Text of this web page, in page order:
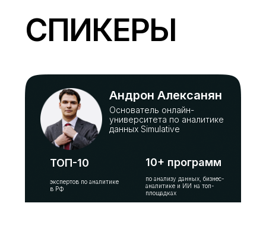
Основатель онлайн-
университета по аналитике
данных Simulative
Андрон Алексанян
ТОП-10 10+ программ
экспертов по аналитике
в РФ
по анализу данных, бизнес-
аналитике и ИИ на топ-
площадках
СПИКЕРЫ